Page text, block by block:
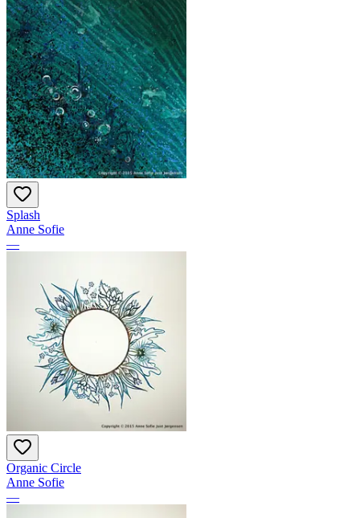
Splash
Anne Sofie
—
Organic Circle
Anne Sofie
—